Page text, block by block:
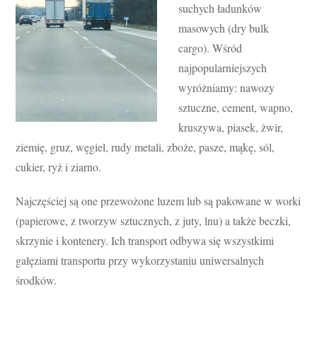
suchych ładunków
masowych (dry bulk
cargo). Wśród
najpopularniejszych
wyróżniamy: nawozy
sztuczne, cement, wapno,
kruszywa, piasek, żwir,
ziemię, gruz, węgiel, rudy metali, zboże, pasze, mąkę, sól,
cukier, ryż i ziarno.
Najczęściej są one przewożone luzem lub są pakowane w worki
(papierowe, z tworzyw sztucznych, z juty, lnu) a także beczki,
skrzynie i kontenery. Ich transport odbywa się wszystkimi
gałęziami transportu przy wykorzystaniu uniwersalnych
środków.